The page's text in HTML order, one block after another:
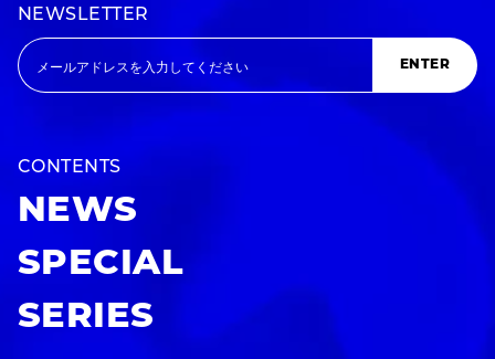
NEWSLETTER
ENTER
CONTENTS
NEWS
SPECIAL
SERIES